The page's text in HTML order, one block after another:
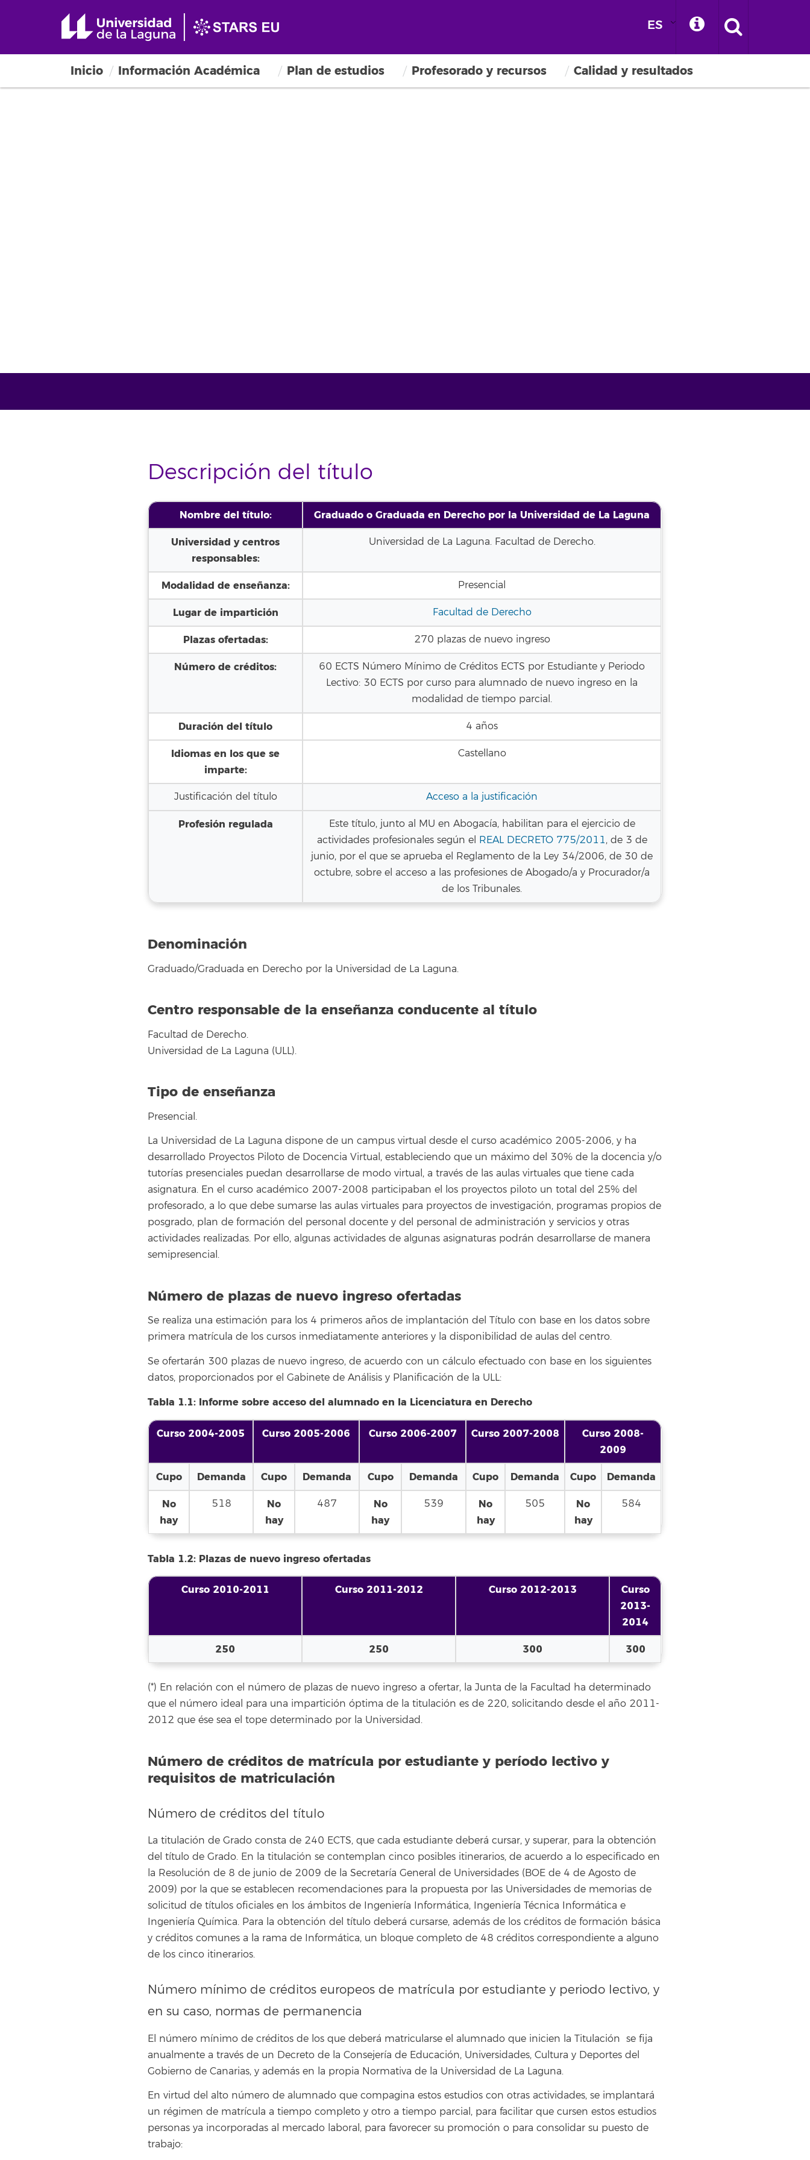
ES
Inicio Información Académica Plan de estudios Profesorado y recursos Calidad y resultados
Descripción del título
Nombre del título: Graduado o Graduada en Derecho por la Universidad de La Laguna
Universidad y centros
responsables:
Universidad de La Laguna. Facultad de Derecho.
Modalidad de enseñanza: Presencial
Lugar de impartición Facultad de Derecho
Plazas ofertadas: 270 plazas de nuevo ingreso
Número de créditos:
60 ECTS Número Mínimo de Créditos ECTS por Estudiante y Periodo
Lectivo: 30 ECTS por curso para alumnado de nuevo ingreso en la
modalidad de tiempo parcial.
Duración del título 4 años
Idiomas en los que se
imparte:
Castellano
Justificación del título Acceso a la justificación
Profesión regulada
Este título, junto al MU en Abogacía, habilitan para el ejercicio de
actividades profesionales según el REAL DECRETO 775/2011, de 3 de
junio, por el que se aprueba el Reglamento de la Ley 34/2006, de 30 de
octubre, sobre el acceso a las profesiones de Abogado/a y Procurador/a
de los Tribunales.
Denominación
Graduado/Graduada en Derecho por la Universidad de La Laguna.
Centro responsable de la enseñanza conducente al título
Facultad de Derecho.
Universidad de La Laguna (ULL).
Tipo de enseñanza
Presencial.
La Universidad de La Laguna dispone de un campus virtual desde el curso académico 2005-2006, y ha
desarrollado Proyectos Piloto de Docencia Virtual, estableciendo que un máximo del 30% de la docencia y/o
tutorías presenciales puedan desarrollarse de modo virtual, a través de las aulas virtuales que tiene cada
asignatura. En el curso académico 2007-2008 participaban el los proyectos piloto un total del 25% del
profesorado, a lo que debe sumarse las aulas virtuales para proyectos de investigación, programas propios de
posgrado, plan de formación del personal docente y del personal de administración y servicios y otras
actividades realizadas. Por ello, algunas actividades de algunas asignaturas podrán desarrollarse de manera
semipresencial.
Número de plazas de nuevo ingreso ofertadas
Se realiza una estimación para los 4 primeros años de implantación del Título con base en los datos sobre
primera matrícula de los cursos inmediatamente anteriores y la disponibilidad de aulas del centro.
Se ofertarán 300 plazas de nuevo ingreso, de acuerdo con un cálculo efectuado con base en los siguientes
datos, proporcionados por el Gabinete de Análisis y Planificación de la ULL:
Tabla 1.1: Informe sobre acceso del alumnado en la Licenciatura en Derecho
Curso 2004-2005 Curso 2005-2006 Curso 2006-2007 Curso 2007-2008
Curso 2008-
2009
Cupo Demanda Cupo Demanda Cupo Demanda Cupo Demanda Cupo Demanda
No
hay
518
No
hay
487
No
hay
539
No
hay
505
No
hay
584
Tabla 1.2: Plazas de nuevo ingreso ofertadas
Curso 2010-2011 Curso 2011-2012 Curso 2012-2013
Curso
2013-
2014
250 250 300 300
(*) En relación con el número de plazas de nuevo ingreso a ofertar, la Junta de la Facultad ha determinado
que el número ideal para una impartición óptima de la titulación es de 220, solicitando desde el año 2011-
2012 que ése sea el tope determinado por la Universidad.
Número de créditos de matrícula por estudiante y período lectivo y
requisitos de matriculación
Número de créditos del título
La titulación de Grado consta de 240 ECTS, que cada estudiante deberá cursar, y superar, para la obtención
del título de Grado. En la titulación se contemplan cinco posibles itinerarios, de acuerdo a lo especificado en
la Resolución de 8 de junio de 2009 de la Secretaría General de Universidades (BOE de 4 de Agosto de
2009) por la que se establecen recomendaciones para la propuesta por las Universidades de memorias de
solicitud de títulos oficiales en los ámbitos de Ingeniería Informática, Ingeniería Técnica Informática e
Ingeniería Química. Para la obtención del título deberá cursarse, además de los créditos de formación básica
y créditos comunes a la rama de Informática, un bloque completo de 48 créditos correspondiente a alguno
de los cinco itinerarios.
Número mínimo de créditos europeos de matrícula por estudiante y periodo lectivo, y
en su caso, normas de permanencia
El número mínimo de créditos de los que deberá matricularse el alumnado que inicien la Titulación se fija
anualmente a través de un Decreto de la Consejería de Educación, Universidades, Cultura y Deportes del
Gobierno de Canarias, y además en la propia Normativa de la Universidad de La Laguna.
En virtud del alto número de alumnado que compagina estos estudios con otras actividades, se implantará
un régimen de matrícula a tiempo completo y otro a tiempo parcial, para facilitar que cursen estos estudios
personas ya incorporadas al mercado laboral, para favorecer su promoción o para consolidar su puesto de
trabajo: